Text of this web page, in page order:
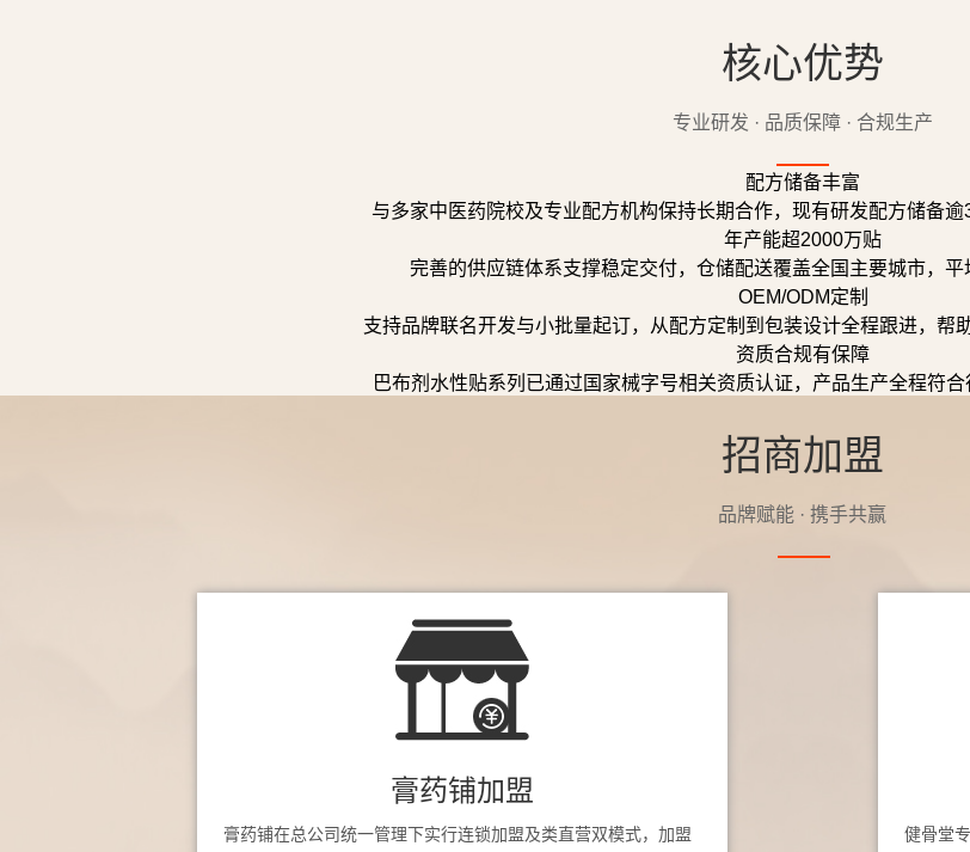
核心优势
专业研发 · 品质保障 · 合规生产
配方储备丰富
与多家中医药院校及专业配方机构保持长期合作，现有研发配方储备逾
年产能超2000万贴
完善的供应链体系支撑稳定交付，仓储配送覆盖全国主要城市，平
OEM/ODM定制
支持品牌联名开发与小批量起订，从配方定制到包装设计全程跟进，帮
资质合规有保障
巴布剂水性贴系列已通过国家械字号相关资质认证，产品生产全程符合
招商加盟
品牌赋能 · 携手共赢
膏药铺加盟
膏药铺在总公司统一管理下实行连锁加盟及类直营双模式，加盟
健骨堂